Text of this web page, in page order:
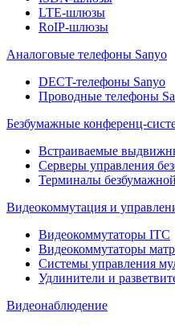
LTE-шлюзы
RoIP-шлюзы
Аналоговые телефоны Sanyo
DECT-телефоны Sanyo
Проводные телефоны
Безбумажные конференц-
Встраиваемые
Серверы управления
Терминалы
Видеокоммутация и
Видеокоммутаторы ITC
Видеокоммутаторы
Системы управления
Удлинители и
Видеонаблюдение